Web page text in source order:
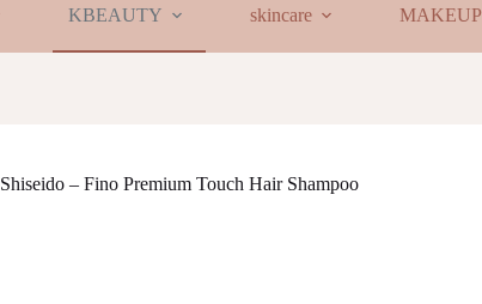
KBEAUTY skincare MAKEUP
Shiseido – Fino Premium Touch Hair Shampoo